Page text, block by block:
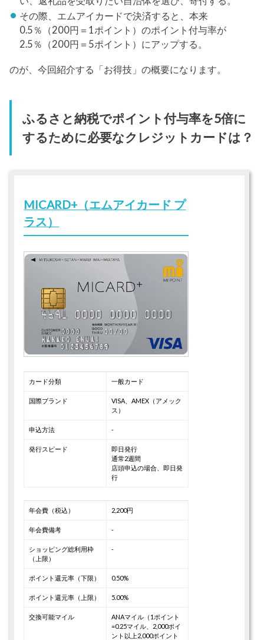
その際、エムアイカードで決済すると、本来
0.5％（200円＝1ポイント）のポイント付与率が
2.5％（200円＝5ポイント）にアップする。
のが、今回紹介する「お得技」の概要になります。
ふるさと納税でポイント付与率を5倍に
するために必要なクレジットカードは？
MICARD+（エムアイカード プ
ラス）
カード分類 一般カード
国際ブランド
VISA、AMEX（アメック
ス）
申込方法 -
発行スピード
即日発行
通常2週間
店頭申込の場合、即日発
行
年会費（税込） 2,200円
年会費備考 -
ショッピング総利用枠
（上限）
-
ポイント還元率（下限） 0.50%
ポイント還元率（上限） 5.00%
交換可能マイル
ANAマイル（1ポイント
=0.25マイル、2,000ポイ
ント以上2,000ポイント